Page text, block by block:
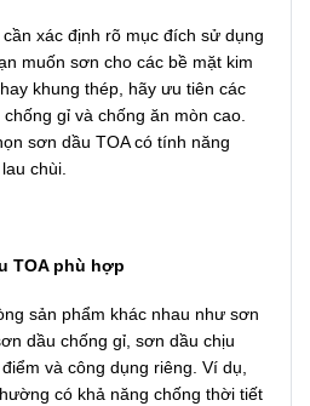
xác định rõ mục đích sử dụng
muốn sơn cho các bề mặt kim
khung thép, hãy ưu tiên các
gỉ và chống ăn mòn cao.
sơn dầu TOA có tính năng
chùi.
TOA phù hợp
sản phẩm khác nhau như sơn
dầu chống gỉ, sơn dầu chịu
và công dụng riêng. Ví dụ,
có khả năng chống thời tiết